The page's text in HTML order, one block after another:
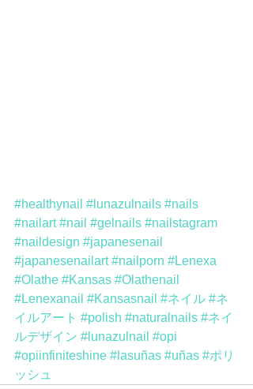
#healthynail #lunazulnails #nails
#nailart #nail #gelnails #nailstagram
#naildesign #japanesenail
#japanesenailart #nailporn #Lenexa
#Olathe #Kansas #Olathenail
#Lenexanail #Kansasnail #ネイル #ネ
イルアート #polish #naturalnails #ネイ
ルデザイン #lunazulnail #opi
#opiinfiniteshine #lasuñas #uñas #ポリ
ッシュ